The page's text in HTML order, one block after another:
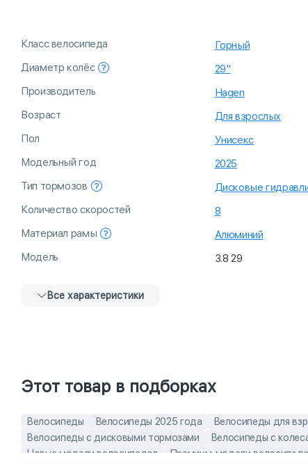
Класс велосипеда
Горный
Диаметр колёс
29"
Производитель
Hagen
Возраст
Для взрослых
Пол
Унисекс
Модельный год
2025
Тип тормозов
Дисковые
Количество скоростей
8
Материал рамы
Алюминий
Модель
3.8 29
Все характеристики
Этот товар в подборках
Велосипеды Велосипеды 2025 года Велосипеды для
Велосипеды с дисковыми тормозами
Велосипеды с
Новые модели велосипедов
Премиум-модели